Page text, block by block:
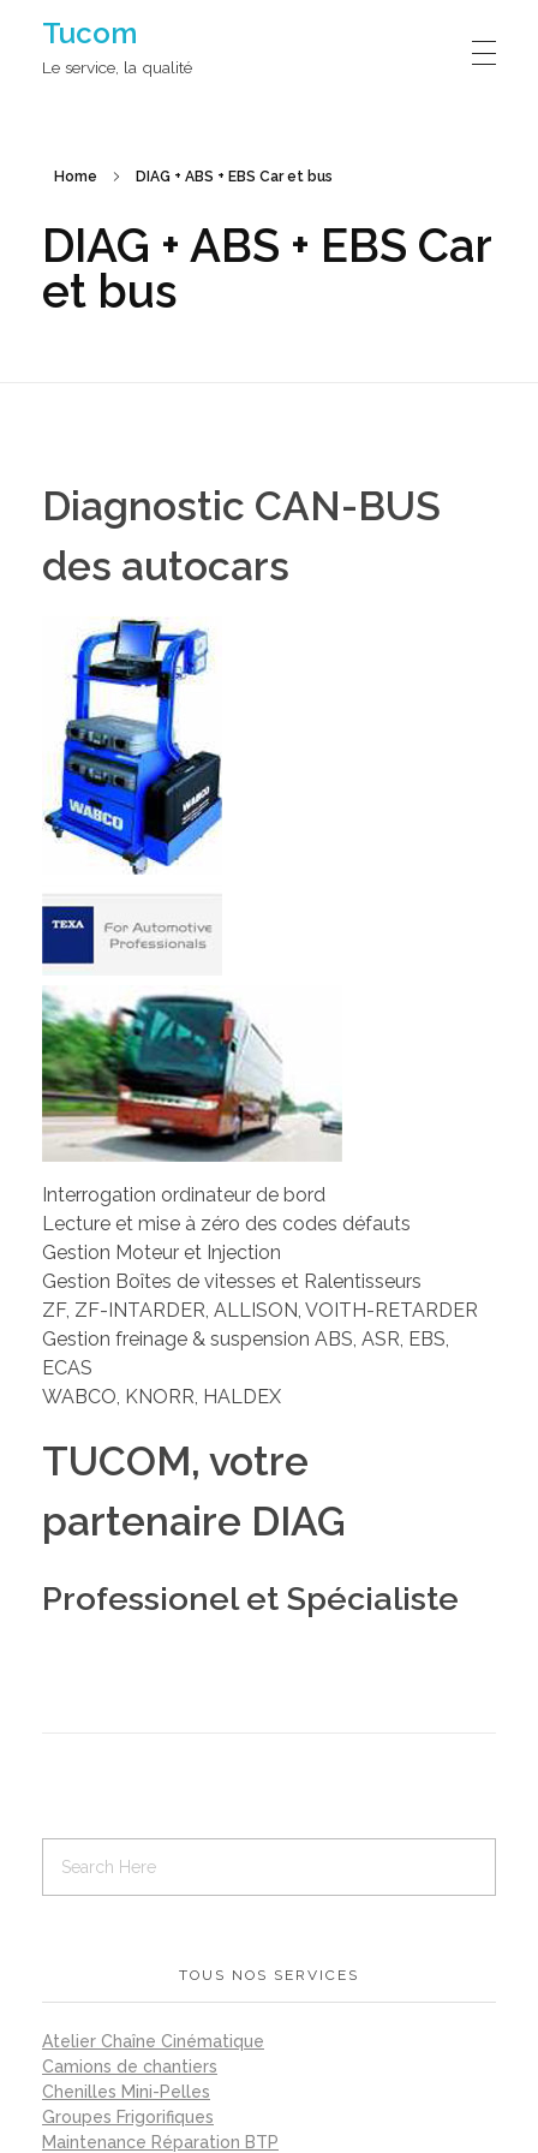
Tucom
Le service, la qualité
Home DIAG + ABS + EBS Car et bus
DIAG + ABS + EBS Car
et bus
Diagnostic CAN-BUS
des autocars
Interrogation ordinateur de bord
Lecture et mise à zéro des codes défauts
Gestion Moteur et Injection
Gestion Boîtes de vitesses et Ralentisseurs
ZF, ZF-INTARDER, ALLISON, VOITH-RETARDER
Gestion freinage & suspension ABS, ASR, EBS,
ECAS
WABCO, KNORR, HALDEX
TUCOM, votre
partenaire DIAG
Professionel et Spécialiste
TOUS NOS SERVICES
Atelier Chaîne Cinématique
Camions de chantiers
Chenilles Mini-Pelles
Groupes Frigorifiques
Maintenance Réparation BTP